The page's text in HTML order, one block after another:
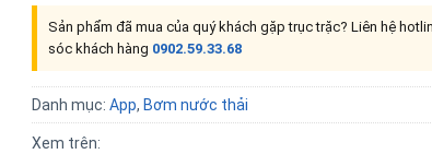
Sản phẩm đã mua của quý khách gặp trục trặc? Liên hệ
sóc khách hàng 0902.59.33.68
Danh mục: App, Bơm nước thải
Xem trên: